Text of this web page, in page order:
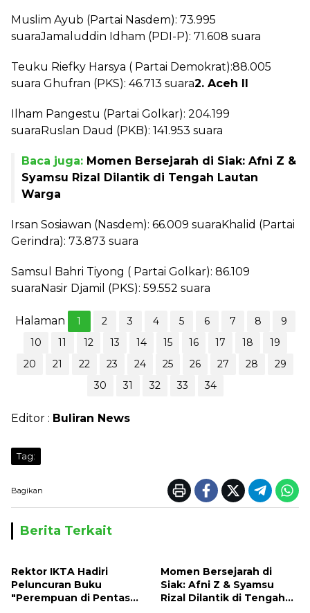
Muslim Ayub (Partai Nasdem): 73.995
suaraJamaluddin Idham (PDI-P): 71.608 suara
Teuku Riefky Harsya ( Partai Demokrat):88.005
suara Ghufran (PKS): 46.713 suara2. Aceh II
Ilham Pangestu (Partai Golkar): 204.199
suaraRuslan Daud (PKB): 141.953 suara
Baca juga: Momen Bersejarah di Siak: Afni Z &
Syamsu Rizal Dilantik di Tengah Lautan
Warga
Irsan Sosiawan (Nasdem): 66.009 suaraKhalid (Partai
Gerindra): 73.873 suara
Samsul Bahri Tiyong ( Partai Golkar): 86.109
suaraNasir Djamil (PKS): 59.552 suara
Halaman 1 2 3 4 5 6 7 8
9
10
11 12 13 14 15 16 17 18
19
20
21 22 23 24 25 26 27 28
29
30
31 32 33 34
Editor : Buliran News
Tag:
Bagikan
Berita Terkait
Rektor IKTA Hadiri
Peluncuran Buku
"Perempuan di Pentas
Momen Bersejarah di
Siak: Afni Z & Syamsu
Rizal Dilantik di Tengah